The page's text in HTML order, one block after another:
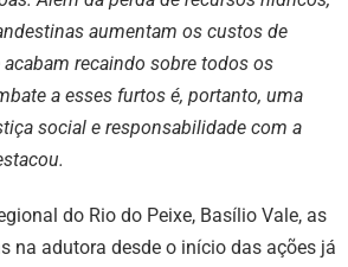
aumentam os custos de
recaindo sobre todos os
a esses furtos é, portanto, uma
social e responsabilidade com a
do Rio do Peixe, Basílio Vale, as
na adutora desde o início das ações já